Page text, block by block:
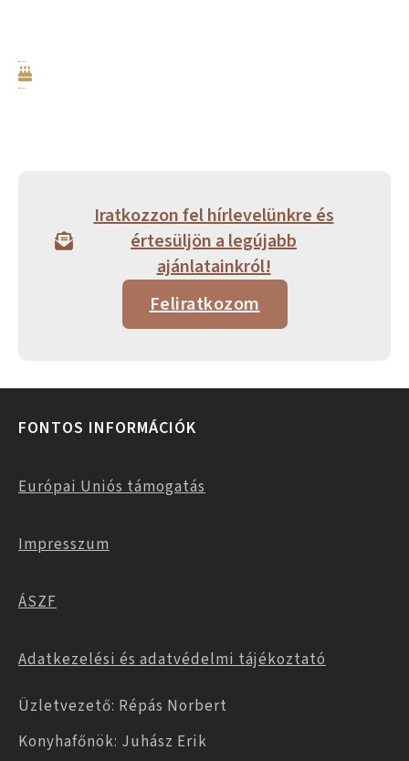
Iratkozzon fel hírlevelünkre és
értesüljön a legújabb
ajánlatainkról!
Feliratkozom
FONTOS INFORMÁCIÓK
Európai Uniós támogatás
Impresszum
ÁSZF
Adatkezelési és adatvédelmi tájékoztató
Üzletvezető: Répás Norbert
Konyhafőnök: Juhász Erik